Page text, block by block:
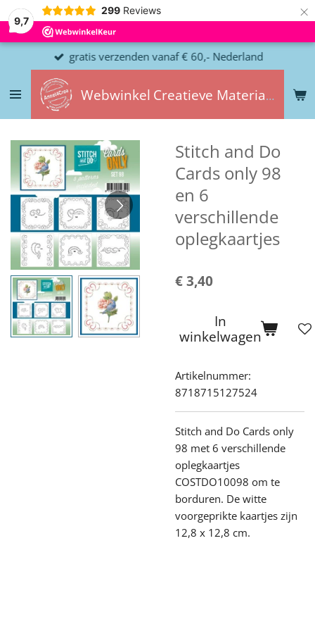
9,7
299 Reviews ×
Webwinkel Creatieve Materialen
gratis verzenden vanaf € 60,- Nederland
Stitch and Do
Cards only 98
en 6
verschillende
oplegkaartjes
€ 3,40
In
winkelwagen
Artikelnummer:
8718715127524
Stitch and Do Cards only
98 met 6 verschillende
oplegkaartjes
COSTDO10098 om te
borduren. De witte
voorgeprikte kaartjes zijn
12,8 x 12,8 cm.